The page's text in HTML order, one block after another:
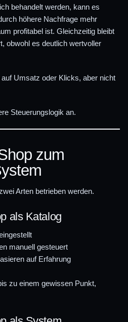
behandelt werden, kann es
höhere Nachfrage mehr
profitabel ist. Gleichzeitig bleibt
obwohl es deutlich wertvoller
Umsatz oder Klicks, aber nicht
Steuerungslogik an.
zum
Arten betrieben werden.
als Katalog
manuell gesteuert
auf Erfahrung
zu einem gewissen Punkt,